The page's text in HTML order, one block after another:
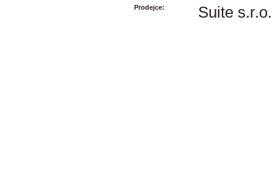
Prodejce: Suite s.r.o.